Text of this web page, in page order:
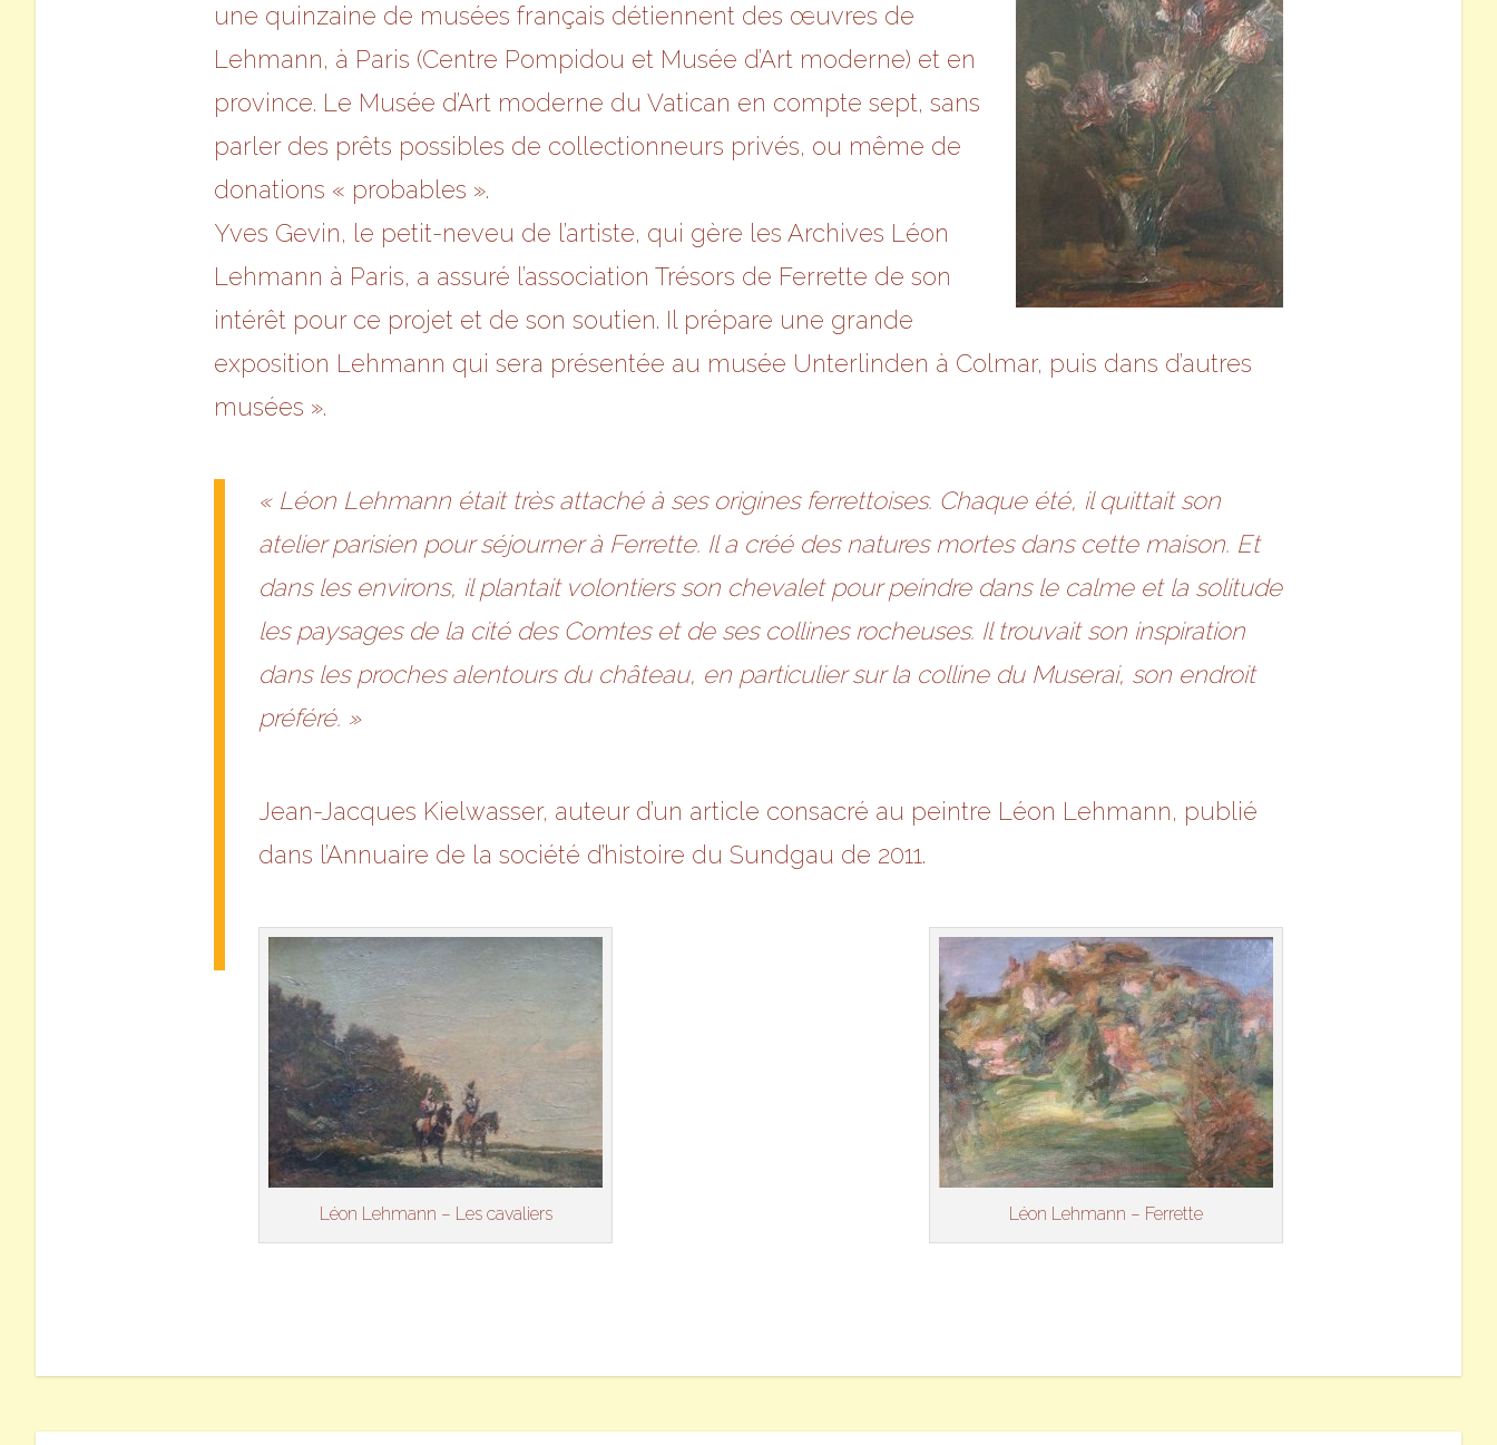
une quinzaine de musées français détiennent des œuvres de
Lehmann, à Paris (Centre Pompidou et Musée d’Art moderne) et en
province. Le Musée d’Art moderne du Vatican en compte sept, sans
parler des prêts possibles de collectionneurs privés, ou même de
donations « probables ».
Yves Gevin, le petit-neveu de l’artiste, qui gère les Archives Léon
Lehmann à Paris, a assuré l’association Trésors de Ferrette de son
intérêt pour ce projet et de son soutien. Il prépare une grande
exposition Lehmann qui sera présentée au musée Unterlinden à Colmar, puis dans d’autres
musées ».
« Léon Lehmann était très attaché à ses origines ferrettoises. Chaque été, il quittait son
atelier parisien pour séjourner à Ferrette. Il a créé des natures mortes dans cette maison. Et
dans les environs, il plantait volontiers son chevalet pour peindre dans le calme et la solitude
les paysages de la cité des Comtes et de ses collines rocheuses. Il trouvait son inspiration
dans les proches alentours du château, en particulier sur la colline du Muserai, son endroit
préféré. »
Jean-Jacques Kielwasser, auteur d’un article consacré au peintre Léon Lehmann, publié
dans l’Annuaire de la société d’histoire du Sundgau de 2011.
Léon Lehmann – Ferrette
Léon Lehmann – Les cavaliers